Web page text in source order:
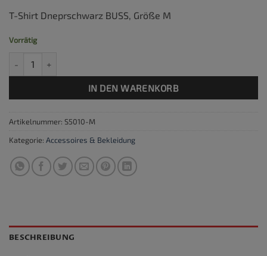
T-Shirt Dneprschwarz BUSS, Größe M
Vorrätig
IN DEN WARENKORB
Artikelnummer: S5010-M
Kategorie: Accessoires & Bekleidung
BESCHREIBUNG